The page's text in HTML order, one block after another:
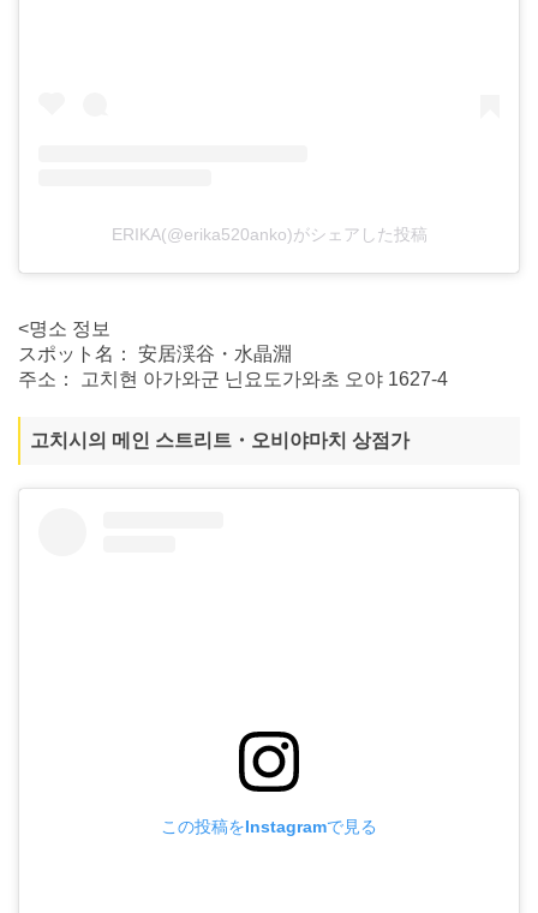
ERIKA(@erika520anko)がシェアした投稿
<명소 정보
スポット名： 安居渓谷・水晶淵
주소： 고치현 아가와군 닌요도가와초 오야 1627-4
고치시의 메인 스트리트・오비야마치 상점가
この投稿をInstagramで見る